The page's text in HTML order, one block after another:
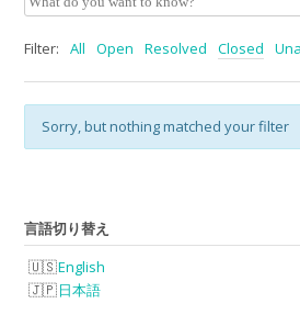
Filter: All Open Resolved Closed
Sorry, but nothing matched your filter
言語切り替え
English
日本語